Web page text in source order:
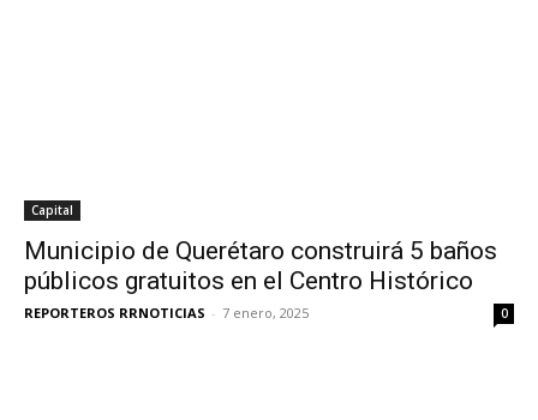
Capital
Municipio de Querétaro construirá 5 baños
públicos gratuitos en el Centro Histórico
REPORTEROS RRNOTICIAS - 7 enero, 2025 0